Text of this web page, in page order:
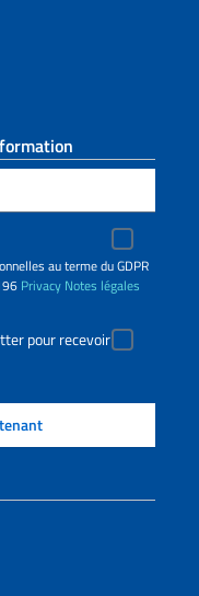
au terme du GDPR
Privacy Notes légales
pour recevoir